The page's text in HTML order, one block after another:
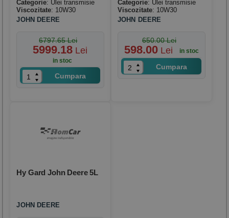
Categorie: Ulei transmisie
Viscozitate: 10W30
JOHN DEERE
6797.65 Lei
5999.18 Lei
in stoc
Cumpara
Categorie: Ulei transmisie
Viscozitate: 10W30
JOHN DEERE
650.00 Lei
598.00Lei in stoc
Cumpara
Hy Gard John Deere 5L
JOHN DEERE